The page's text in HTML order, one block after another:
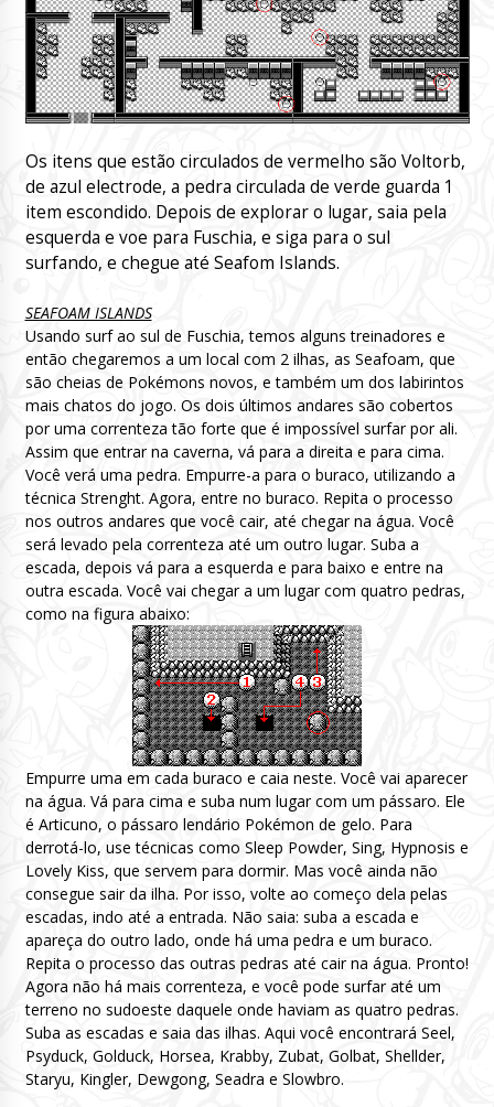
Os itens que estão circulados de vermelho são Voltorb,
de azul electrode, a pedra circulada de verde guarda 1
item escondido. Depois de explorar o lugar, saia pela
esquerda e voe para Fuschia, e siga para o sul
surfando, e chegue até Seafom Islands.
SEAFOAM ISLANDS
Usando surf ao sul de Fuschia, temos alguns treinadores e
então chegaremos a um local com 2 ilhas, as Seafoam, que
são cheias de Pokémons novos, e também um dos labirintos
mais chatos do jogo. Os dois últimos andares são cobertos
por uma correnteza tão forte que é impossível surfar por ali.
Assim que entrar na caverna, vá para a direita e para cima.
Você verá uma pedra. Empurre-a para o buraco, utilizando a
técnica Strenght. Agora, entre no buraco. Repita o processo
nos outros andares que você cair, até chegar na água. Você
será levado pela correnteza até um outro lugar. Suba a
escada, depois vá para a esquerda e para baixo e entre na
outra escada. Você vai chegar a um lugar com quatro pedras,
como na figura abaixo:
Empurre uma em cada buraco e caia neste. Você vai aparecer
na água. Vá para cima e suba num lugar com um pássaro. Ele
é Articuno, o pássaro lendário Pokémon de gelo. Para
derrotá-lo, use técnicas como Sleep Powder, Sing, Hypnosis e
Lovely Kiss, que servem para dormir. Mas você ainda não
consegue sair da ilha. Por isso, volte ao começo dela pelas
escadas, indo até a entrada. Não saia: suba a escada e
apareça do outro lado, onde há uma pedra e um buraco.
Repita o processo das outras pedras até cair na água. Pronto!
Agora não há mais correnteza, e você pode surfar até um
terreno no sudoeste daquele onde haviam as quatro pedras.
Suba as escadas e saia das ilhas. Aqui você encontrará Seel,
Psyduck, Golduck, Horsea, Krabby, Zubat, Golbat, Shellder,
Staryu, Kingler, Dewgong, Seadra e Slowbro.